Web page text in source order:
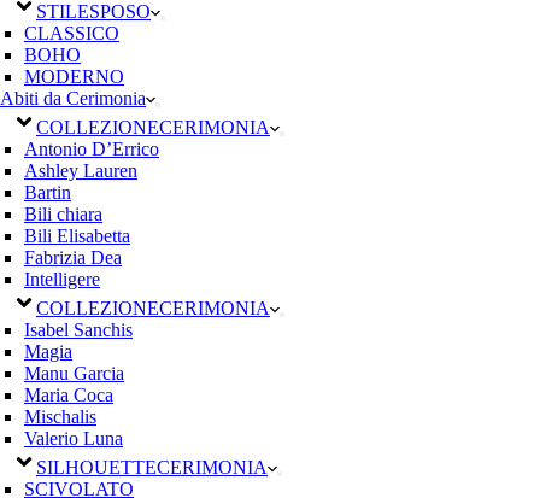
STILESPOSO
CLASSICO
BOHO
MODERNO
Abiti da Cerimonia
COLLEZIONECERIMONIA
Antonio D’Errico
Ashley Lauren
Bartin
Bili chiara
Bili Elisabetta
Fabrizia Dea
Intelligere
COLLEZIONECERIMONIA
Isabel Sanchis
Magia
Manu Garcia
Maria Coca
Mischalis
Valerio Luna
SILHOUETTECERIMONIA
SCIVOLATO